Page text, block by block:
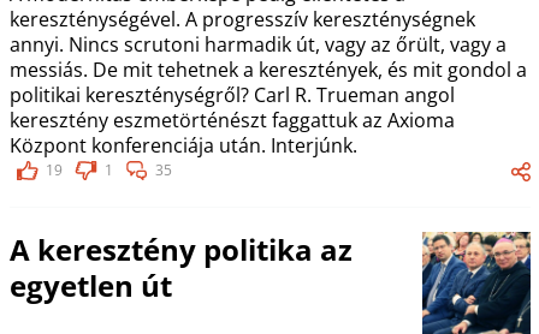
kereszténységével. A progresszív kereszténységnek
annyi. Nincs scrutoni harmadik út, vagy az őrült, vagy a
messiás. De mit tehetnek a keresztények, és mit gondol a
politikai kereszténységről? Carl R. Trueman angol
keresztény eszmetörténészt faggattuk az Axioma
Központ konferenciája után. Interjúnk.
19 1 35
A keresztény politika az
egyetlen út